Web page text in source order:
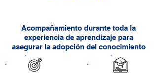
Acompañamiento durante toda la
experiencia de aprendizaje para
asegurar la adopción del conocimiento